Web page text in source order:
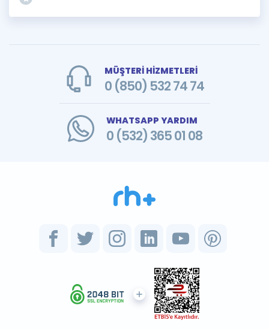
MÜŞTERİ HİZMETLERİ
0 (850) 532 74 74
WHATSAPP YARDIM
0 (532) 365 01 08